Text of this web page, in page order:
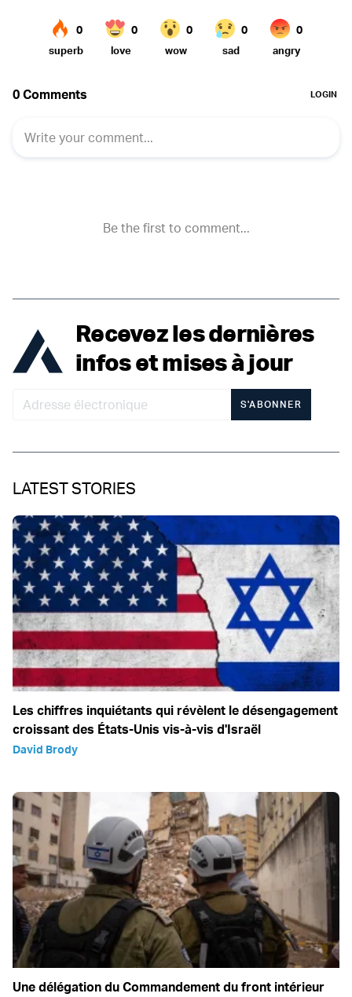
Recevez les dernières
infos et mises à jour
S'ABONNER
LATEST STORIES
Les chiffres inquiétants qui révèlent le désengagement
croissant des États-Unis vis-à-vis d'Israël
David Brody
Une délégation du Commandement du front intérieur